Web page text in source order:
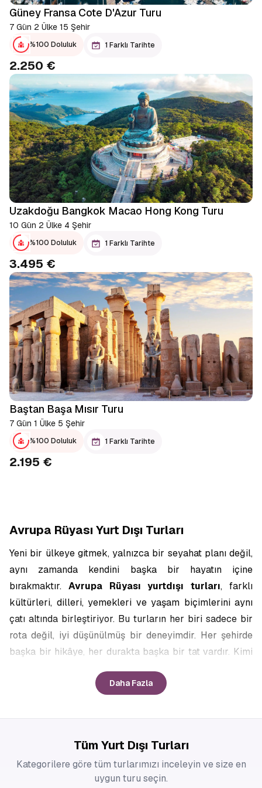
Güney Fransa Cote D'Azur Turu
7 Gün 2 Ülke 15 Şehir
%100 Doluluk 1 Farklı Tarihte
2.250 €
Uzakdoğu Bangkok Macao Hong Kong Turu
10 Gün 2 Ülke 4 Şehir
%100 Doluluk 1 Farklı Tarihte
3.495 €
Baştan Başa Mısır Turu
7 Gün 1 Ülke 5 Şehir
%100 Doluluk 1 Farklı Tarihte
2.195 €
Avrupa Rüyası Yurt Dışı Turları
Yeni bir ülkeye gitmek, yalnızca bir seyahat planı değil,
aynı zamanda kendini başka bir hayatın içine
bırakmaktır. Avrupa Rüyası yurtdışı turları, farklı
kültürleri, dilleri, yemekleri ve yaşam biçimlerini aynı
çatı altında birleştiriyor. Bu turların her biri sadece bir
rota değil, iyi düşünülmüş bir deneyimdir. Her şehirde
başka bir hikâye, her durakta başka bir tat vardır. Kimi
ederken kimileri doğanın büyüsünü keşfetmek
ister kalabalık bir grupla, Avrupa Rüyasıyurt dışı tur
en keyifli yollarından biri olacaktır.
En Kapsamlı Yurtdışı Turları
Daha Fazla
Tüm Yurt Dışı Turları
Kategorilere göre tüm turlarımızı inceleyin ve size en
uygun turu seçin.